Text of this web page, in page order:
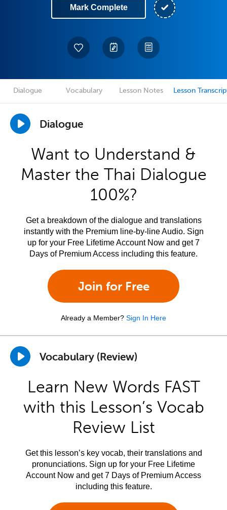
Mark Complete
Dialogue Vocabulary Lesson Notes Lesson
Dialogue
Want to Understand &
Master the Thai Dialogue
100%?
Get a breakdown of the dialogue and translations
instantly with the Premium line-by-line Audio. Sign
up for your Free Lifetime Account Now and get 7
Days of Premium Access including this feature.
Join for Free
Already a Member? Sign In Here
Vocabulary (Review)
Learn New Words FAST
with this Lesson’s Vocab
Review List
Get this lesson’s key vocab, their translations and
pronunciations. Sign up for your Free Lifetime
Account Now and get 7 Days of Premium Access
including this feature.